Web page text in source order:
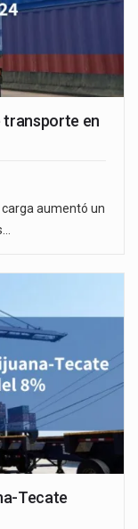
transporte en
aumentó un
Tecate